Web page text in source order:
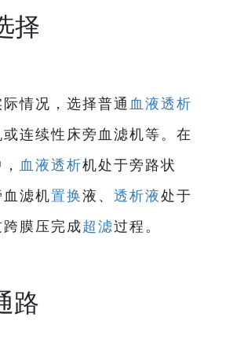
择
际情况，选择普通 血液透析
或连续性床旁血滤机等。在
血液透析机处于旁路状
滤机置换液、 透析液处于
膜压完成超滤过程。
路